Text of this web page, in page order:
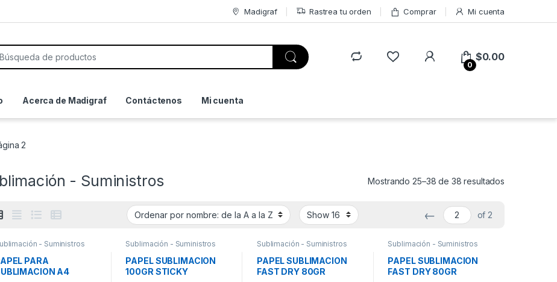
Madigraf Rastrea tu orden Comprar Mi cuenta
for:
0
$0.00
Acerca de Madigraf Contáctenos Mi cuenta
2
- Suministros Mostrando 25–38 de 38 resultados
← of 2
- Suministros
PARA
A4
Sublimación - Suministros
PAPEL SUBLIMACION
100GR STICKY
Sublimación - Suministros
PAPEL SUBLIMACION
FAST DRY 80GR
Sublimación - Suministros
PAPEL SUBLIMACION
FAST DRY 80GR